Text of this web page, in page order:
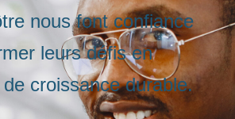
nous font confiance
leurs défis en
croissance durable.